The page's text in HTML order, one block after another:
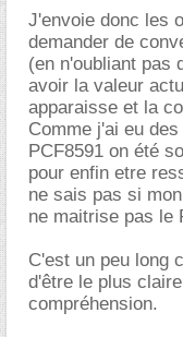
J'envoie donc les
demander de
(en n'oubliant pas
avoir la valeur
apparaisse et la
Comme j'ai eu
PCF8591 on été
pour enfin etre
ne sais pas si
ne maitrise pas le
C'est un peu long
d'être le plus
compréhension.